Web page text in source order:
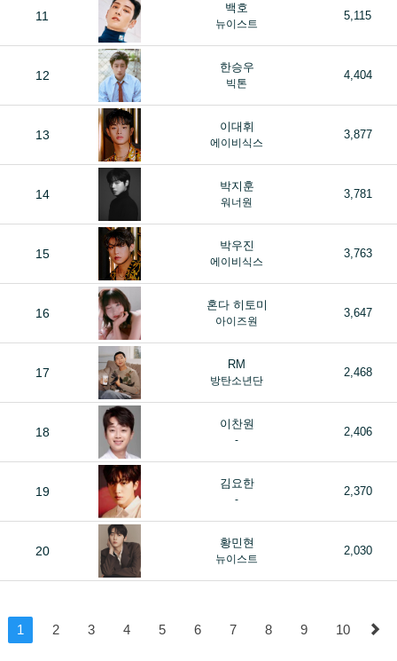
11
백호
뉴이스트
5,115
12
한승우
빅톤
4,404
13
이대휘
에이비식스
3,877
14
박지훈
워너원
3,781
15
박우진
에이비식스
3,763
16
혼다 히토미
아이즈원
3,647
17
RM
방탄소년단
2,468
18
이찬원
-
2,406
19
김요한
-
2,370
20
황민현
뉴이스트
2,030
1 2 3 4 5 6 7 8 9 10